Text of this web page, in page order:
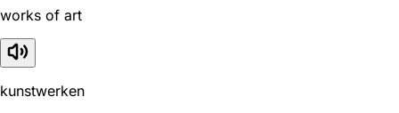
works of art
kunstwerken